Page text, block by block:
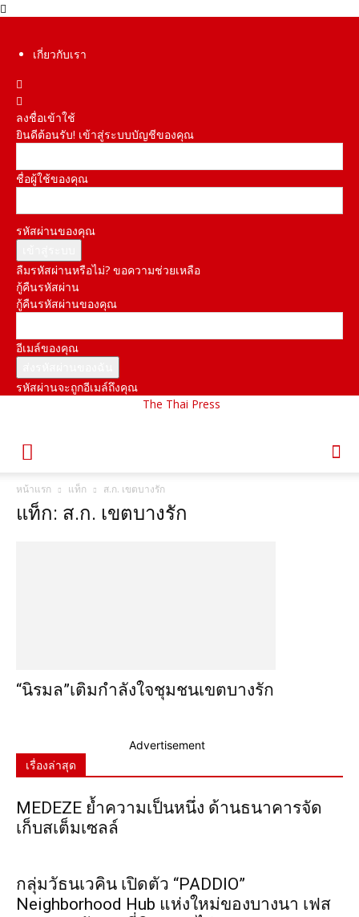
เกี่ยวกับเรา
ลงชื่อเข้าใช้
ยินดีต้อนรับ! เข้าสู่ระบบบัญชีของคุณ
ชื่อผู้ใช้ของคุณ
รหัสผ่านของคุณ
ลืมรหัสผ่านหรือไม่? ขอความช่วยเหลือ
กู้คืนรหัสผ่าน
กู้คืนรหัสผ่านของคุณ
อีเมล์ของคุณ
รหัสผ่านจะถูกอีเมล์ถึงคุณ
The Thai Press
หน้าแรก แท็ก ส.ก. เขตบางรัก
แท็ก: ส.ก. เขตบางรัก
“นิรมล”เติมกำลังใจชุมชนเขตบางรัก
Advertisement
เรื่องล่าสุด
MEDEZE ย้ำความเป็นหนึ่ง ด้านธนาคารจัด
เก็บสเต็มเซลล์
กลุ่มวัธนเวคิน เปิดตัว “PADDIO”
Neighborhood Hub แห่งใหม่ของบางนา เฟส